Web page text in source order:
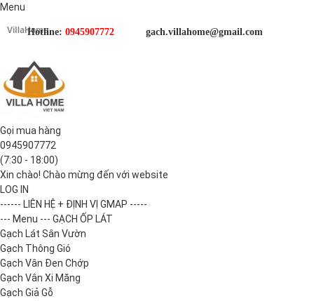
Menu
Hotline: 0945907772 gach.villahome@gmail.com
Gọi mua hàng
0945907772
(7:30 - 18:00)
Xin chào! Chào mừng đến với website
LOG IN
------ LIÊN HỆ + ĐỊNH VỊ GMAP -----
--- Menu --- GẠCH ỐP LÁT
Gạch Lát Sân Vườn
Gạch Thông Gió
Gạch Vân Đen Chớp
Gạch Vân Xi Măng
Gạch Giả Gỗ